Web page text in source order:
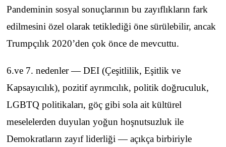
Pandeminin sosyal sonuçlarının bu zayıflıkların fark
edilmesini özel olarak tetiklediği öne sürülebilir, ancak
Trumpçılık 2020’den çok önce de mevcuttu.
6.ve 7. nedenler — DEI (Çeşitlilik, Eşitlik ve
Kapsayıcılık), pozitif ayrımcılık, politik doğruculuk,
LGBTQ politikaları, göç gibi sola ait kültürel
meselelerden duyulan yoğun hoşnutsuzluk ile
Demokratların zayıf liderliği — açıkça birbiriyle